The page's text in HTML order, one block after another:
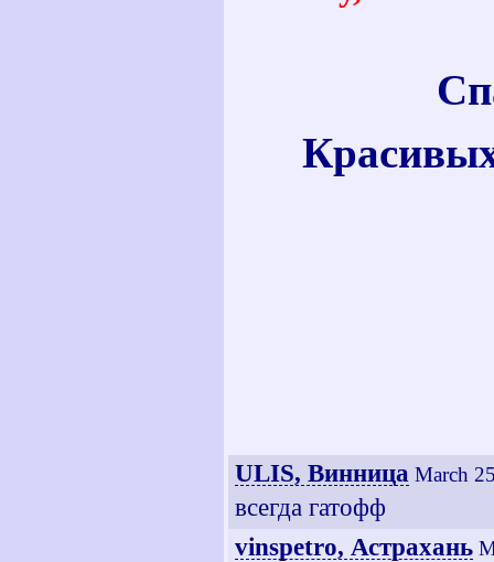
ULIS, Винница March
всегда гатофф
vinspetro, Астрахань